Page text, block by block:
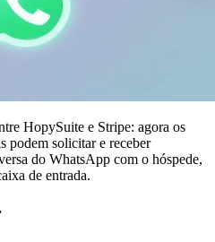
HopySuite e Stripe: agora os
podem solicitar e receber
do WhatsApp com o hóspede,
de entrada.